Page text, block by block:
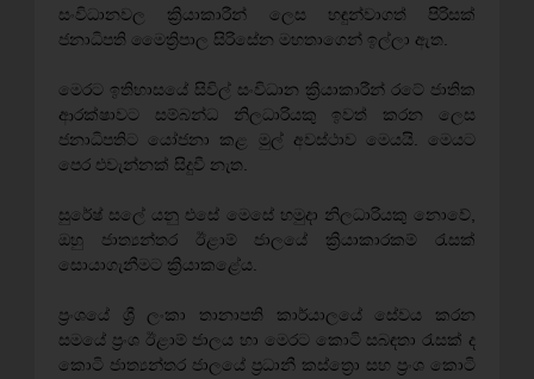
සංවිධානවල ක්‍රියාකාරීන් ලෙස හඳුන්වාගත් පිරිසක්‌
ජනාධිපති මෛත්‍රිපාල සිරිසේන මහතාගෙන් ඉල්ලා ඇත.
මෙරට ඉතිහාසයේ සිවිල් සංවිධාන ක්‍රියාකාරීන් රටේ ජාතික
ආරක්‌ෂාවට සම්බන්ධ නිලධාරියකු ඉවත් කරන ලෙස
ජනාධිපතිට යෝජනා කළ මුල් අවස්‌ථාව මෙයයි. මෙයට
පෙර එවැන්නක්‌ සිදුවී නැත.
සුරේෂ් සලේ යනු එසේ මෙසේ හමුදා නිලධාරියකු නොවේ,
ඔහු ජාත්‍යන්තර ඊළාම් ජාලයේ ක්‍රියාකාරකම් රැසක්‌
සොයාගැනීමට ක්‍රියාකළේය.
ප්‍රංශයේ ශ්‍රී ලංකා තානාපති කාර්යාලයේ සේවය කරන
සමයේ ප්‍රංශ ඊළාම් ජාලය හා මෙරට කොටි සබඳතා රැසක්‌ ද
කොටි ජාත්‍යන්තර ජාලයේ ප්‍රධානී කස්‌ත්‍රො සහ ප්‍රංශ කොටි